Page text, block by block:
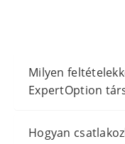
Milyen
ExpertOption
Hogyan